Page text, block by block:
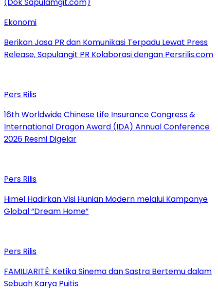
Ekonomi
Berikan Jasa PR dan Komunikasi Terpadu Lewat Press
Release, Sapulangit PR Kolaborasi dengan Persrilis.com
Pers Rilis
16th Worldwide Chinese Life Insurance Congress &
International Dragon Award (IDA) Annual Conference
2026 Resmi Digelar
Pers Rilis
Himel Hadirkan Visi Hunian Modern melalui Kampanye
Global “Dream Home”
Pers Rilis
FAMILIARITÉ: Ketika Sinema dan Sastra Bertemu dalam
Sebuah Karya Puitis